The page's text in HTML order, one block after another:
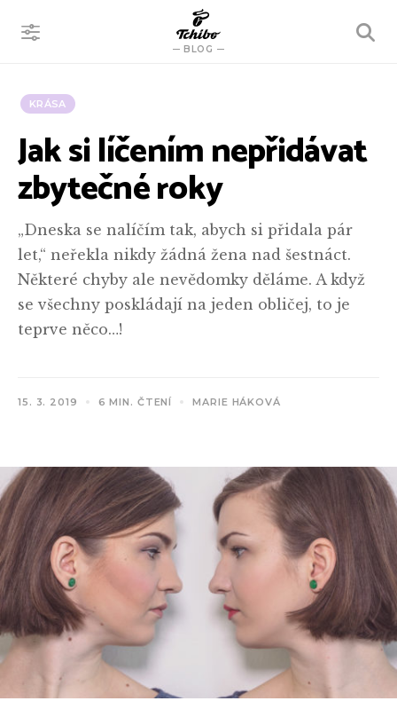
BLOG
VYHLEDÁVÁNÍ
KRÁSA
Jak si líčením nepřidávat
zbytečné roky
„Dneska se nalíčím tak, abych si přidala pár
let,“ neřekla nikdy žádná žena nad šestnáct.
Některé chyby ale nevědomky děláme. A když
se všechny poskládají na jeden obličej, to je
teprve něco…!
15. 3. 2019 6 MIN. ČTENÍ MARIE HÁKOVÁ